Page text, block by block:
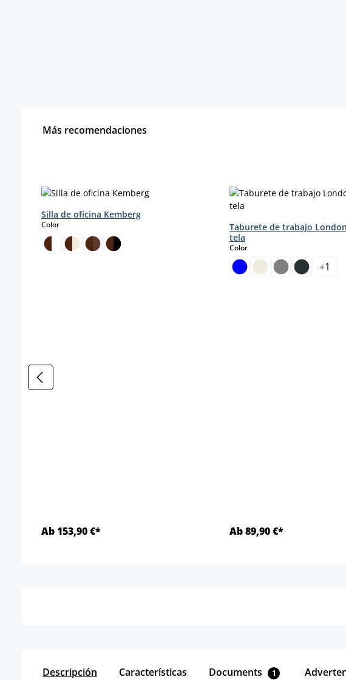
Más recomendaciones
Silla de oficina Kemberg
Colorselect
Ab 153,90 €*
Taburete de trabajo
tela
Colorselect
+1
Ab 89,90 €*
Descripción Características Documents 1